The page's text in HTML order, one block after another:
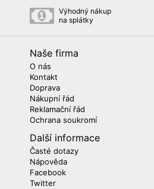
Výhodný nákup
na splátky
Naše firma
O nás
Kontakt
Doprava
Nákupní řád
Reklamační řád
Ochrana soukromí
Další informace
Časté dotazy
Nápověda
Facebook
Twitter